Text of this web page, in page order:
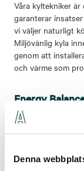
Denna
Våra kyltekniker
garanterar
vi väljer naturligt
Miljövänlig kyla
genom att
och värme som
Energy
med naturligt
Process- och